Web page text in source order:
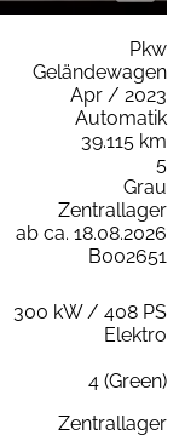
Pkw
Geländewagen
Apr / 2023
Automatik
39.115 km
5
Grau
Zentrallager
ab ca. 18.08.2026
B002651
300 kW / 408 PS
Elektro
4 (Green)
Zentrallager